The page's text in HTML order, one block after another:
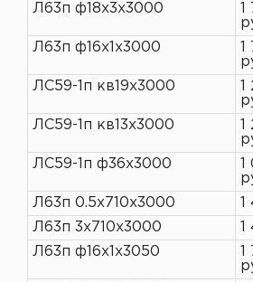
Л63п ф18х3х3000
Л63п ф16х1х3000
ЛС59-1п кв19х3000
ЛС59-1п кв13х3000
ЛС59-1п ф36х3000
Л63п 0.5х710х3000
Л63п 3х710х3000
Л63п ф16х1х3050